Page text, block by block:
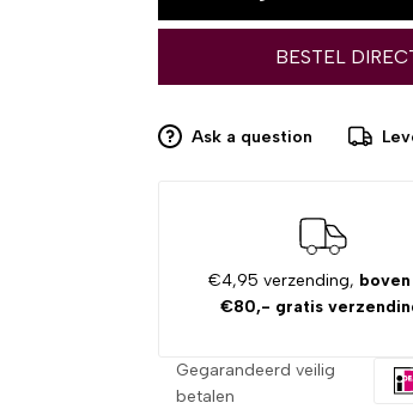
BESTEL
Ask a question
€4,95 verzending,
€80,- gratis
Gegarandeerd veilig
betalen